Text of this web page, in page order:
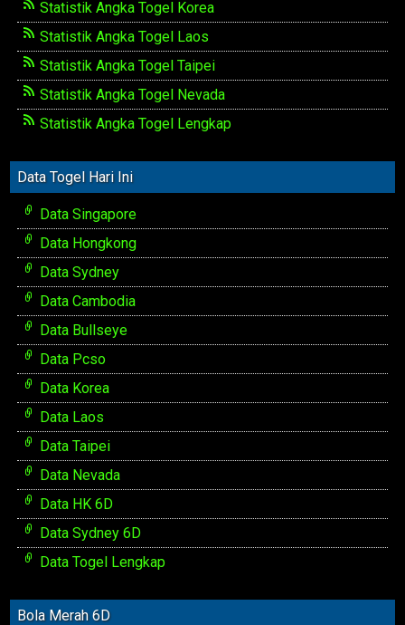
Statistik Angka Togel Korea
Statistik Angka Togel Laos
Statistik Angka Togel Taipei
Statistik Angka Togel Nevada
Statistik Angka Togel Lengkap
Data Togel Hari Ini
Data Singapore
Data Hongkong
Data Sydney
Data Cambodia
Data Bullseye
Data Pcso
Data Korea
Data Laos
Data Taipei
Data Nevada
Data HK 6D
Data Sydney 6D
Data Togel Lengkap
Bola Merah 6D